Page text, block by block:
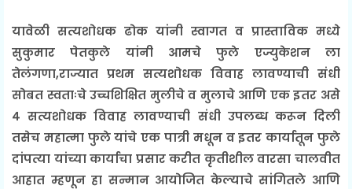
यावेळी सत्यशोधक ढोक यांनी स्वागत व प्रास्ताविक मध्ये
सुकुमार पेतकुले यांनी आमचे फुले एज्युकेशन ला
तेलंगणा,राज्यात प्रथम सत्यशोधक विवाह लावण्याची संधी
सोबत स्वताःचे उच्चशिक्षित मुलीचे व मुलाचे आणि एक इतर असे
४ सत्यशोधक विवाह लावण्याची संधी उपलब्ध करून दिली
तसेच महात्मा फुले यांचे एक पात्री मधून व इतर कार्यातून फुले
दांपत्या यांच्या कार्याचा प्रसार करीत कृतीशील वारसा चालवीत
आहात म्हणून हा सन्मान आयोजित केल्याचे सांगितले आणि